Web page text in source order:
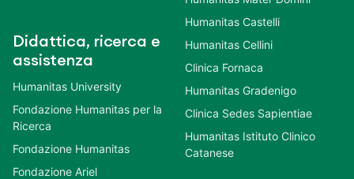
Didattica, ricerca e
assistenza
Humanitas University
Fondazione Humanitas per la
Ricerca
Fondazione Humanitas
Fondazione Ariel
Humanitas Castelli
Humanitas Cellini
Clinica Fornaca
Humanitas Gradenigo
Clinica Sedes Sapientiae
Humanitas Istituto Clinico
Catanese